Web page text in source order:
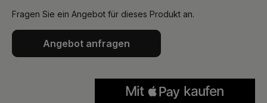
Fragen Sie ein Angebot für dieses Produkt an.
Angebot anfragen